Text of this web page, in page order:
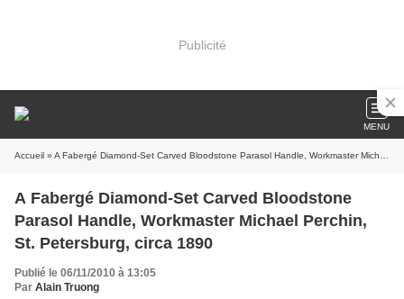
Publicité
MENU
Accueil » A Fabergé Diamond-Set Carved Bloodstone Parasol Handle, Workmaster Michael Perchin, St. Petersburg, circa 1890
A Fabergé Diamond-Set Carved Bloodstone
Parasol Handle, Workmaster Michael Perchin,
St. Petersburg, circa 1890
Publié le 06/11/2010 à 13:05
Par Alain Truong